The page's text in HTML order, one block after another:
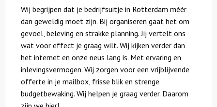
Wij begrijpen dat je bedrijfsuitje in Rotterdam méér
dan geweldig moet zijn. Bij organiseren gaat het om
gevoel, beleving en strakke planning. Jij vertelt ons
wat voor effect je graag wilt. Wij kijken verder dan
het internet en onze neus lang is. Met ervaring en
inlevingsvermogen. Wij zorgen voor een vrijblijvende
offerte in je mailbox, frisse blik en strenge
budgetbewaking. Wij helpen je graag verder. Daarom